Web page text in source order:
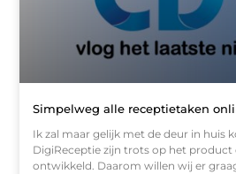
Simpelweg alle receptietaken
Ik zal maar gelijk met de deur in huis
DigiReceptie zijn trots op het product
ontwikkeld. Daarom willen wij er